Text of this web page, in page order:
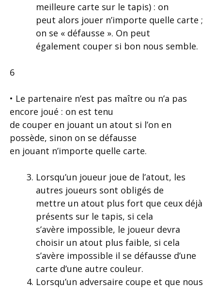
meilleure carte sur le tapis) : on
peut alors jouer n’importe quelle carte ;
on se « défausse ». On peut
également couper si bon nous semble.
6
• Le partenaire n’est pas maître ou n’a pas
encore joué : on est tenu
de couper en jouant un atout si l’on en
possède, sinon on se défausse
en jouant n’importe quelle carte.
Lorsqu’un joueur joue de l’atout, les
autres joueurs sont obligés de
mettre un atout plus fort que ceux déjà
présents sur le tapis, si cela
s’avère impossible, le joueur devra
choisir un atout plus faible, si cela
s’avère impossible il se défausse d’une
carte d’une autre couleur.
Lorsqu’un adversaire coupe et que nous